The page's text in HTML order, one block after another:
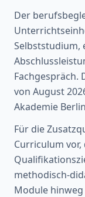
Der
Selbststudium,
Fachgespräch.
von August
Akademie
Für die
Curriculum
methodisch-
Module